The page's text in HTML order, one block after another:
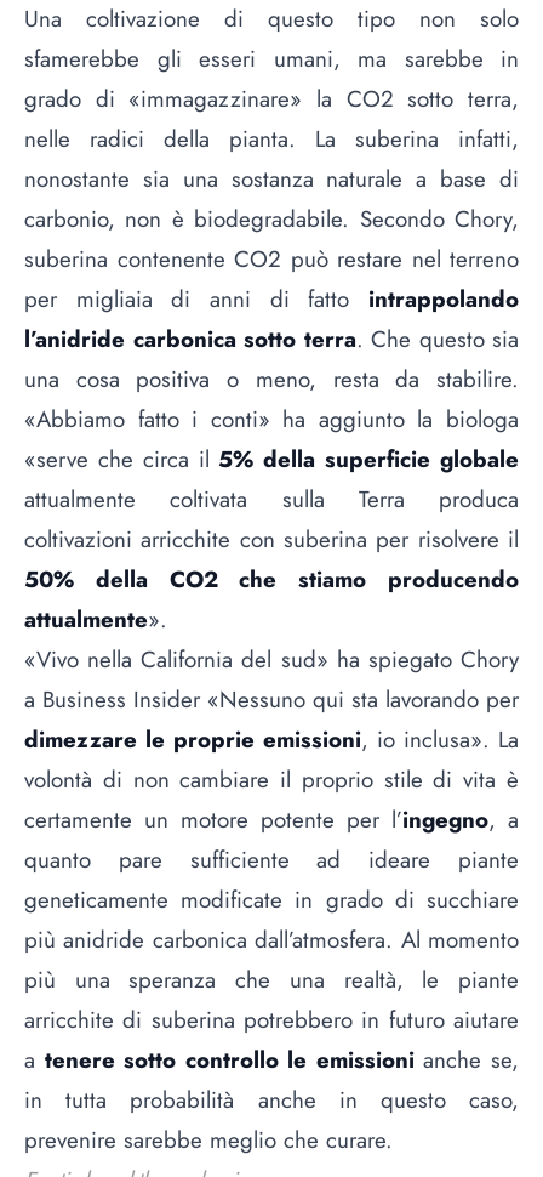
Una coltivazione di questo tipo non solo
sfamerebbe gli esseri umani, ma sarebbe in
grado di «immagazzinare» la CO2 sotto terra,
nelle radici della pianta. La suberina infatti,
nonostante sia una sostanza naturale a base di
carbonio, non è biodegradabile. Secondo Chory,
suberina contenente CO2 può restare nel terreno
per migliaia di anni di fatto intrappolando
l’anidride carbonica sotto terra. Che questo sia
una cosa positiva o meno, resta da stabilire.
«Abbiamo fatto i conti» ha aggiunto la biologa
«serve che circa il 5% della superficie globale
attualmente coltivata sulla Terra produca
coltivazioni arricchite con suberina per risolvere il
50% della CO2 che stiamo producendo
attualmente».
«Vivo nella California del sud» ha spiegato Chory
a Business Insider «Nessuno qui sta lavorando per
dimezzare le proprie emissioni, io inclusa». La
volontà di non cambiare il proprio stile di vita è
certamente un motore potente per l’ingegno, a
quanto pare sufficiente ad ideare piante
geneticamente modificate in grado di succhiare
più anidride carbonica dall’atmosfera. Al momento
più una speranza che una realtà, le piante
arricchite di suberina potrebbero in futuro aiutare
a tenere sotto controllo le emissionianche se,
in tutta probabilità anche in questo caso,
prevenire sarebbe meglio che curare.